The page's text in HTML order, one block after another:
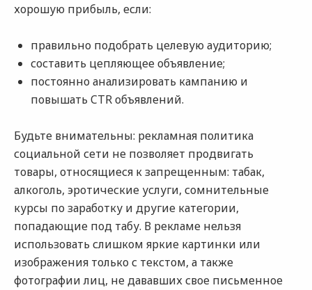
хорошую прибыль, если:
правильно подобрать целевую аудиторию;
составить цепляющее объявление;
постоянно анализировать кампанию и
повышать CTR объявлений.
Будьте внимательны: рекламная политика
социальной сети не позволяет продвигать
товары, относящиеся к запрещенным: табак,
алкоголь, эротические услуги, сомнительные
курсы по заработку и другие категории,
попадающие под табу. В рекламе нельзя
использовать слишком яркие картинки или
изображения только с текстом, а также
фотографии лиц, не дававших свое письменное